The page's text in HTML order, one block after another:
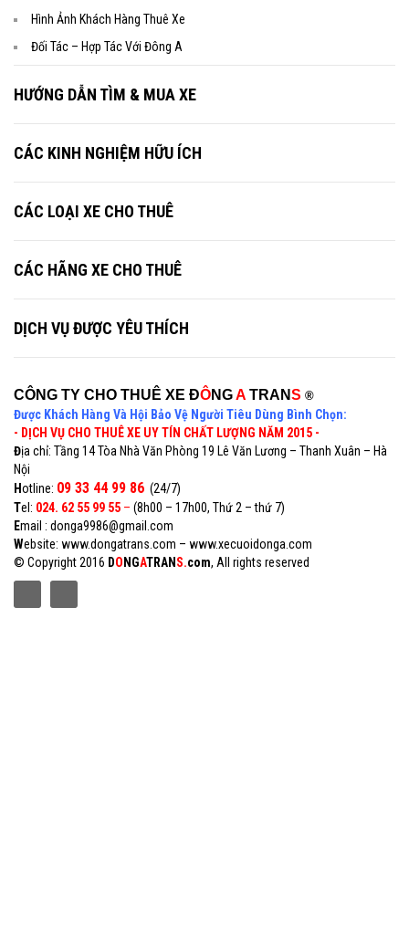
Hình Ảnh Khách Hàng Thuê Xe
Đối Tác – Hợp Tác Với Đông A
HƯỚNG DẪN TÌM & MUA XE
CÁC KINH NGHIỆM HỮU ÍCH
CÁC LOẠI XE CHO THUÊ
CÁC HÃNG XE CHO THUÊ
DỊCH VỤ ĐƯỢC YÊU THÍCH
CÔNG TY CHO THUÊ XE ĐÔNGA TRANS ®
Được Khách Hàng Và Hội Bảo Vệ Người Tiêu Dùng Bình Chọn:
- DỊCH VỤ CHO THUÊ XE UY TÍN CHẤT LƯỢNG NĂM 2015 -
Địa chỉ: Tầng 14 Tòa Nhà Văn Phòng 19 Lê Văn Lương – Thanh Xuân – Hà
Nội
Hotline: 09 33 44 99 86 (24/7)
Tel: 024. 62 55 99 55 – (8h00 – 17h00, Thứ 2 – thứ 7)
Email : donga9986@gmail.com
Website: www.dongatrans.com – www.xecuoidonga.com
© Copyright 2016 DO NGATRAN S.com, All rights reserved